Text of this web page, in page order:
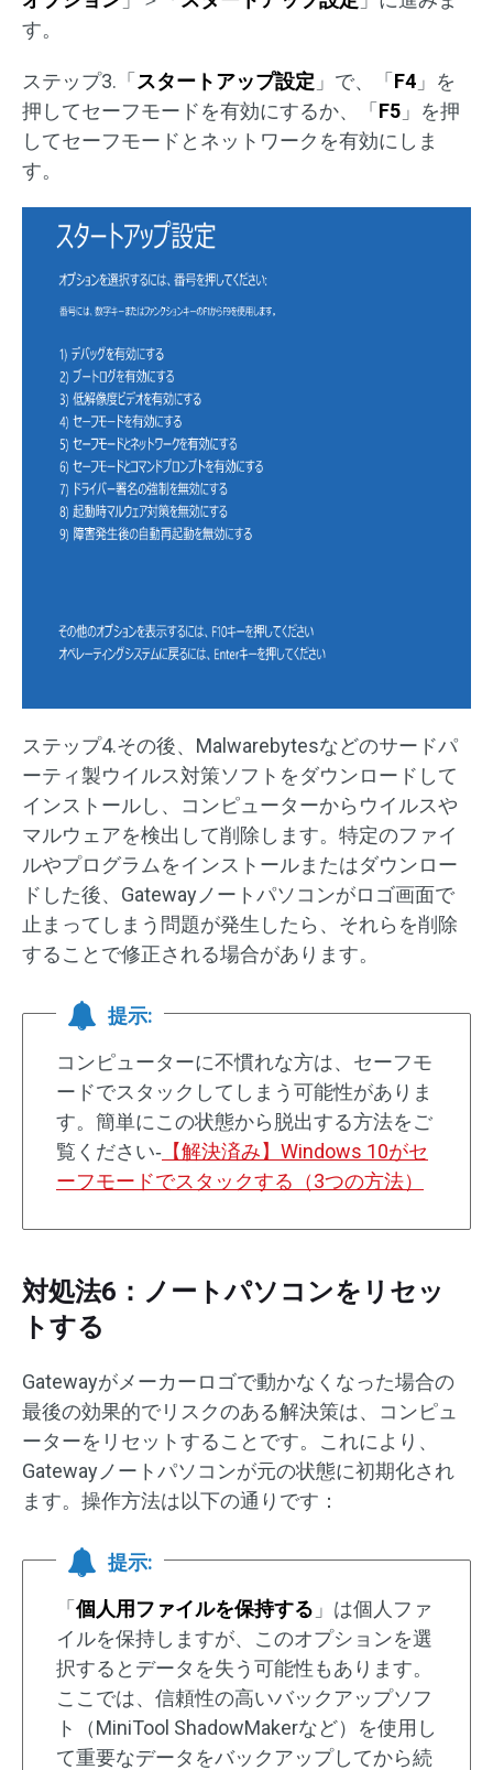
す。
ステップ3.「 スタートアップ設定 」で、「 F4 」を
押してセーフモードを有効にするか、「 F5 」を押
してセーフモードとネットワークを有効にしま
す。
ステップ4.その後、Malwarebytesなどのサードパ
ーティ製ウイルス対策ソフトをダウンロードして
インストールし、コンピューターからウイルスや
マルウェアを検出して削除します。特定のファイ
ルやプログラムをインストールまたはダウンロー
ドした後、Gatewayノートパソコンがロゴ画面で
止まってしまう問題が発生したら、それらを削除
することで修正される場合があります。
提示:
コンピューターに不慣れな方は、セーフモ
ードでスタックしてしまう可能性がありま
す。簡単にこの状態から脱出する方法をご
覧ください‐ 【解決済み】Windows 10がセ
ーフモードでスタックする（3つの方法）
対処法6：ノートパソコンをリセッ
トする
Gatewayがメーカーロゴで動かなくなった場合の
最後の効果的でリスクのある解決策は、コンピュ
ーターをリセットすることです。これにより、
Gatewayノートパソコンが元の状態に初期化され
ます。操作方法は以下の通りです：
提示:
「個人用ファイルを保持する 」は個人ファ
イルを保持しますが、このオプションを選
択するとデータを失う可能性もあります。
ここでは、信頼性の高いバックアップソフ
ト（MiniTool ShadowMakerなど）を使用し
て重要なデータをバックアップしてから続